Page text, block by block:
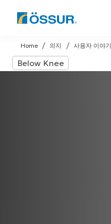
Skip
to
content
사용자 이야기
의지
Home
Below Knee